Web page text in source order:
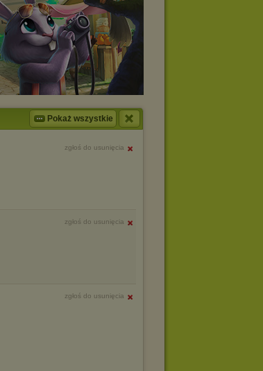
Pokaż wszystkie
zgłoś do usunięcia
zgłoś do usunięcia
zgłoś do usunięcia